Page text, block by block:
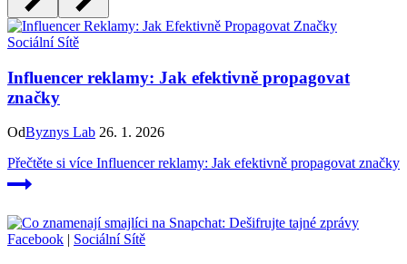
Sociální Sítě
Influencer reklamy: Jak efektivně propagovat
značky
OdByznys Lab 26. 1. 2026
Přečtěte si více Influencer reklamy: Jak efektivně propagovat značky
Facebook | Sociální Sítě